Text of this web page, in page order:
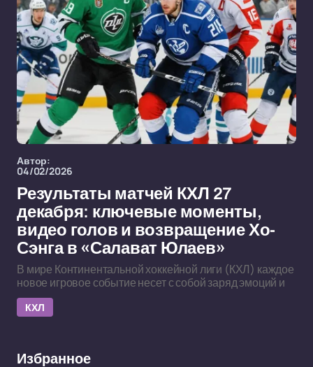
Автор:
04/02/2026
Результаты матчей КХЛ 27
декабря: ключевые моменты,
видео голов и возвращение Хо-
Сэнга в «Салават Юлаев»
В мире Континентальной хоккейной лиги (КХЛ) каждое
новое игровое событие несет с собой заряд эмоций и
КХЛ
Избранное